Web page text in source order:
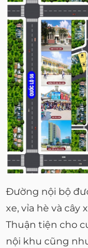
Đường nội bộ
xe, vỉa hè và cây
Thuận tiện cho
nội khu cũng